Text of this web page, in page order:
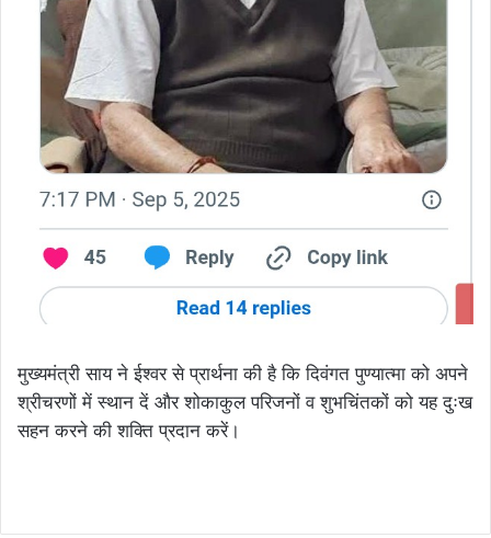
मुख्यमंत्री साय ने ईश्वर से प्रार्थना की है कि दिवंगत पुण्यात्मा को अपने
श्रीचरणों में स्थान दें और शोकाकुल परिजनों व शुभचिंतकों को यह दुःख
सहन करने की शक्ति प्रदान करें।